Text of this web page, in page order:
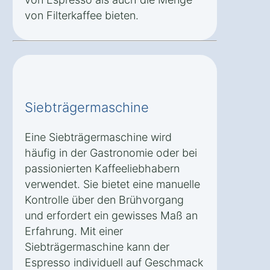
von Filterkaffee bieten.
Siebträgermaschine
Eine Siebträgermaschine wird
häufig in der Gastronomie oder bei
passionierten Kaffeeliebhabern
verwendet. Sie bietet eine manuelle
Kontrolle über den Brühvorgang
und erfordert ein gewisses Maß an
Erfahrung. Mit einer
Siebträgermaschine kann der
Espresso individuell auf Geschmack